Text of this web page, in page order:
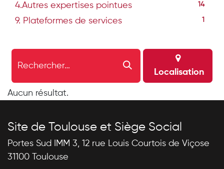
4.Autres expertises pointues 14
9. Plateformes de services
Localisation
Aucun résultat.
Site de Toulouse et Siège Social
Portes Sud IMM 3, 12 rue Louis Courtois de Viçose
31100 Toulouse